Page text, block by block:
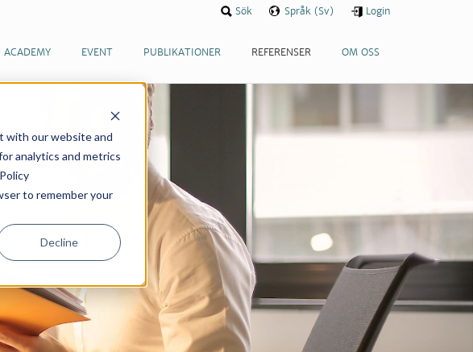
with our website and
analytics and metrics
to remember your
Decline
ACADEMY EVENT PUBLIKATIONER REFERENSER OM OSS
Sök Språk (Sv) Login